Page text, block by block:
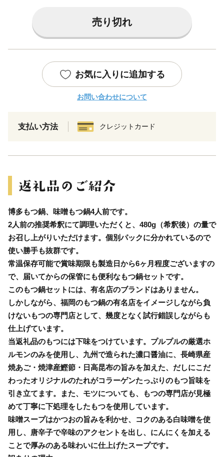
売り切れ
お気に入りに追加する
お問い合わせについて
支払い方法 クレジットカード
博多もつ鍋、味噌もつ鍋4人前です。
2人前の推奨希釈にて調理いただくと、480g（希釈後）の量で
お召し上がりいただけます。個別パックに分かれているので
使い勝手も抜群です。
常温保存可能で賞味期限も製造日から6ヶ月程度ございますの
で、届いてからの保管にも便利なもつ鍋セットです。
このもつ鍋セットには、有名店のブランドはありません。
しかしながら、福岡のもつ鍋の有名店をイメージしながら負
けないもつの専門店として、幾度となく試行錯誤しながらも
仕上げています。
当返礼品のもつには下味をつけています。プルプルの厳選ホ
ルモンのみを使用し、九州で造られた濃口醤油に、長崎県産
焼あご・焼津産鰹節・日高昆布の旨みを加えた、だしにこだ
わったオリジナルのたれがコラーゲンたっぷりのもつ旨味を
引き立てます。また、モツについても、もつの専門店が見極
めて丁寧に下処理をしたもつを使用しています。
味噌スープはかつおの旨みを利かせ、コクのある白味噌を使
用し、唐辛子で辛味のアクセントを出し、にんにくを加える
ことで厚みのある味わいに仕上げたスープです。